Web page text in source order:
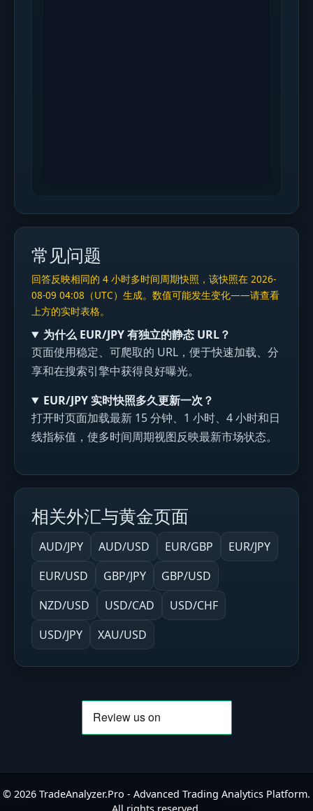
常见问题
回答反映相同的 4 小时多时间周期快照，该快照在 2026-
08-09 04:08（UTC）生成。数值可能发生变化——请查看
上方的实时表格。
为什么 EUR/JPY 有独立的静态 URL？
页面使用稳定、可爬取的 URL，便于快速加载、分
享和在搜索引擎中获得良好曝光。
EUR/JPY 实时快照多久更新一次？
打开时页面加载最新 15 分钟、1 小时、4 小时和日
线指标值，使多时间周期视图反映最新市场状态。
相关外汇与黄金页面
AUD/JPY AUD/USD EUR/GBP
EUR/JPY
EUR/USD
GBP/JPY
GBP/USD
NZD/USD
USD/CAD
USD/CHF
USD/JPY
XAU/USD
© 2026 TradeAnalyzer.Pro - Advanced Trading Analytics Platform.